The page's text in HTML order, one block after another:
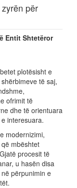
për
Entit Shtetëror
plotësisht e
të saj,
ofrimit të
dhe të orientuara
interesuara.
modernizimi,
mbështet
procesit të
u hasën disa
përpunimin e